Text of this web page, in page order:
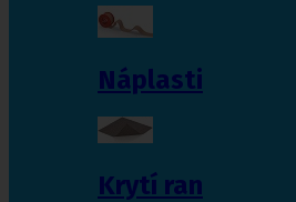
Náplasti
Krytí ran